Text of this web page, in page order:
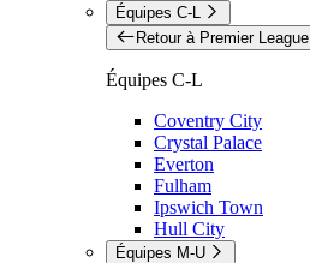
Équipes C-L
Retour à Premier League
Équipes C-L
Coventry City
Crystal Palace
Everton
Fulham
Ipswich Town
Hull City
Équipes M-U